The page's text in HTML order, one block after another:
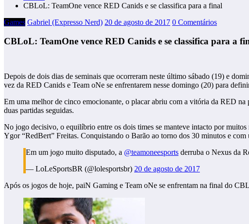
CBLoL: TeamOne vence RED Canids e se classifica para a final
Games Gabriel (Expresso Nerd) 20 de agosto de 2017 0 Comentários
CBLoL: TeamOne vence RED Canids e se classifica para a
Depois de dois dias de seminais que ocorreram neste último sábado (19) e
vez da RED Canids e Team oNe se enfrentarem nesse domingo (20) para
Em uma melhor de cinco emocionante, o placar abriu com a vitória da RED
duas partidas seguidas.
No jogo decisivo, o equilíbrio entre os dois times se manteve intacto por
Ygor “RedBert” Freitas. Conquistando o Barão ao torno dos 30 minutos e
Em um jogo muito disputado, a @teamoneesports derruba o Nexus da
— LoLeSportsBR (@lolesportsbr) 20 de agosto de 2017
Após os jogos de hoje, paiN Gaming e Team oNe se enfrentam na final do